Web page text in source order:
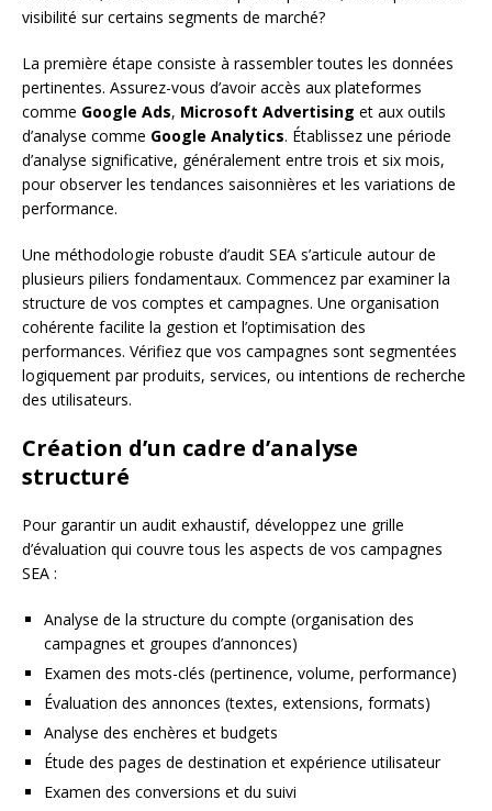
visibilité sur certains segments de marché?
La première étape consiste à rassembler toutes les données
pertinentes. Assurez-vous d’avoir accès aux plateformes
comme Google Ads, Microsoft Advertising et aux outils
d’analyse comme Google Analytics. Établissez une période
d’analyse significative, généralement entre trois et six mois,
pour observer les tendances saisonnières et les variations de
performance.
Une méthodologie robuste d’audit SEA s’articule autour de
plusieurs piliers fondamentaux. Commencez par examiner la
structure de vos comptes et campagnes. Une organisation
cohérente facilite la gestion et l’optimisation des
performances. Vérifiez que vos campagnes sont segmentées
logiquement par produits, services, ou intentions de recherche
des utilisateurs.
Création d’un cadre d’analyse
structuré
Pour garantir un audit exhaustif, développez une grille
d’évaluation qui couvre tous les aspects de vos campagnes
SEA :
Analyse de la structure du compte (organisation des
campagnes et groupes d’annonces)
Examen des mots-clés (pertinence, volume, performance)
Évaluation des annonces (textes, extensions, formats)
Analyse des enchères et budgets
Étude des pages de destination et expérience utilisateur
Examen des conversions et du suivi